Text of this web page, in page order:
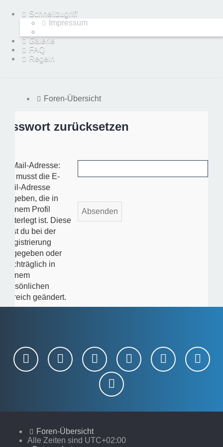
Schnellzugriff
Impressum
Galerie
FAQ
Regeln
Foren-Übersicht
zurücksetzen
E-Mail-Adresse:
Du musst die E-
Mail-Adresse
angeben, die in
deinem Profil
hinterlegt ist. Diese
hast du bei der
Registrierung
angegeben oder
nachträglich in
deinem
persönlichen
Bereich geändert.
Foren-Übersicht
Alle Zeiten sind UTC+02:00